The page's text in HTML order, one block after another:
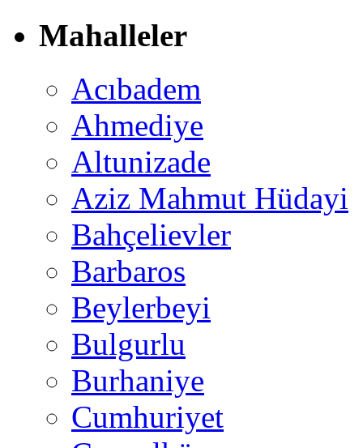
Mahalleler
Acıbadem
Ahmediye
Altunizade
Aziz Mahmut Hüdayi
Bahçelievler
Barbaros
Beylerbeyi
Bulgurlu
Burhaniye
Cumhuriyet